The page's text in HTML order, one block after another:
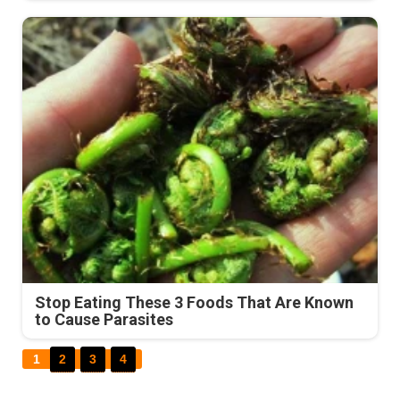
Stop Eating These 3 Foods That Are Known
to Cause Parasites
1 2 3 4